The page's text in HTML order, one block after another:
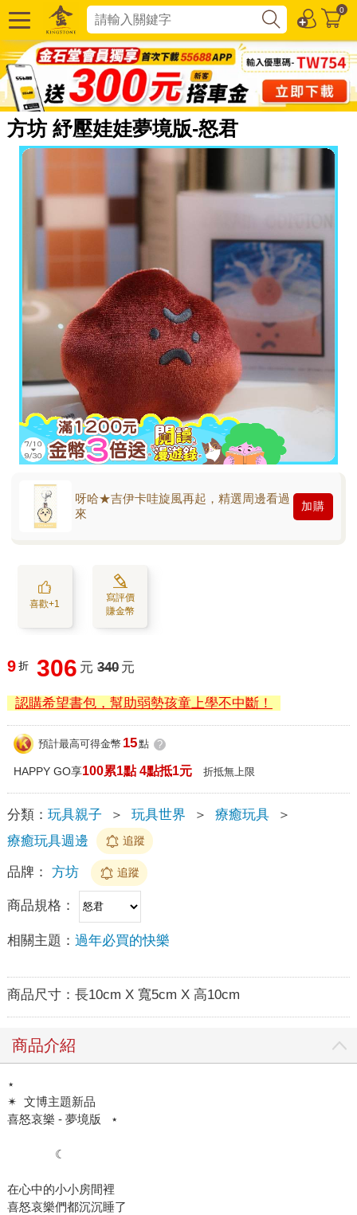
0
方坊 紓壓娃娃夢境版-怒君
呀哈★吉伊卡哇旋風再起，精選周邊看過
來
加購
喜歡+1
寫評價
賺金幣
9 折 306 元 340 元
認購希望書包，幫助弱勢孩童上學不中斷！
預計最高可得金幣 15點 ?
HAPPY GO享100累1點 4點抵1元 折抵無上限
分類： 玩具親子 ＞ 玩具世界 ＞ 療癒玩具
＞
療癒玩具週邊
追蹤
品牌： 方坊 追蹤
商品規格：
相關主題： 過年必買的快樂
商品尺寸： 長10cm X 寬5cm X 高10cm
商品介紹
⋆
✴︎ ​ 文博主題新品
喜怒哀樂 - 夢境版 ​ ​ ⋆
​ ​ ​ ​ ​ ​ ​ ​ ​ ​ ​ ​ ​ ​ ​ ☾
在心中的小小房間裡
喜怒哀樂們都沉沉睡了